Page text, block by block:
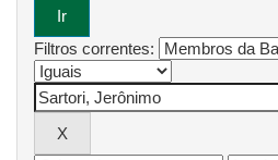
Filtros correntes: